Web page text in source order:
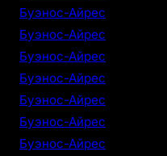
Буэнос-Айрес
Буэнос-Айрес
Буэнос-Айрес
Буэнос-Айрес
Буэнос-Айрес
Буэнос-Айрес
Буэнос-Айрес